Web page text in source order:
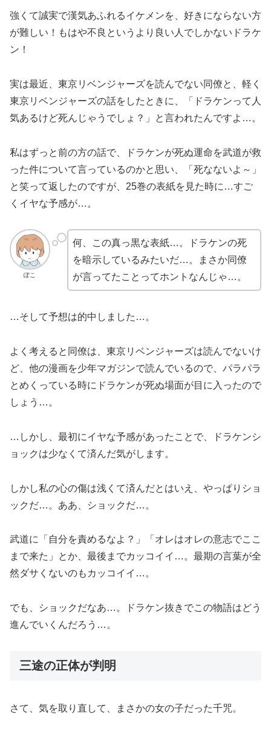
強くて誠実で漢気あふれるイケメンを、好きにならない方
が難しい！もはや不良というより良い人でしかないドラケ
ン！
実は最近、東京リベンジャーズを読んでない同僚と、軽く
東京リベンジャーズの話をしたときに、「ドラケンって人
気あるけど死んじゃうでしょ？」と言われたんですよ…。
私はずっと前の方の話で、ドラケンが死ぬ運命を武道が救
った件について言っているのかと思い、「死なないよ～」
と笑って返したのですが、25巻の表紙を見た時に…すご
くイヤな予感が…。
ぽこ
何、この真っ黒な表紙…。ドラケンの死
を暗示しているみたいだ…。まさか同僚
が言ってたことってホントなんじゃ…。
…そして予想は的中しました…。
よく考えると同僚は、東京リベンジャーズは読んでないけ
ど、他の漫画を少年マガジンで読んでいるので、パラパラ
とめくっている時にドラケンが死ぬ場面が目に入ったので
しょう…。
…しかし、最初にイヤな予感があったことで、ドラケンシ
ョックは少なくて済んだ気がします。
しかし私の心の傷は浅くて済んだとはいえ、やっぱりショ
ックだ…。ああ、ショックだ…。
武道に「自分を責めるなよ？」「オレはオレの意志でここ
まで来た」とか、最後までカッコイイ…。最期の言葉が全
然ダサくないのもカッコイイ…。
でも、ショックだなあ…。ドラケン抜きでこの物語はどう
進んでいくんだろう…。
三途の正体が判明
さて、気を取り直して、まさかの女の子だった千咒。